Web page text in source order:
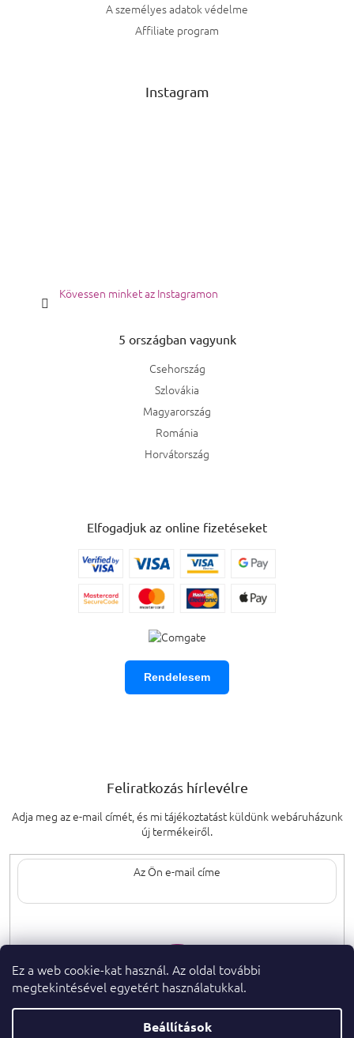
Ez a web cookie-kat használ. Az oldal további
megtekintésével egyetért használatukkal.
Beállítások
A személyes adatok védelme
Affiliate program
Instagram
Kövessen minket az Instagramon
5 országban vagyunk
Csehország
Szlovákia
Magyarország
Románia
Horvátország
Elfogadjuk az online fizetéseket
Rendelesem
Feliratkozás hírlevélre
Adja meg az e-mail címét, és mi tájékoztatást küldünk webáruházunk
új termékeiről.